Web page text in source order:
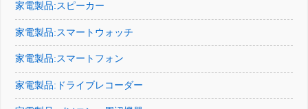
家電製品:スピーカー
家電製品:スマートウォッチ
家電製品:スマートフォン
家電製品:ドライブレコーダー